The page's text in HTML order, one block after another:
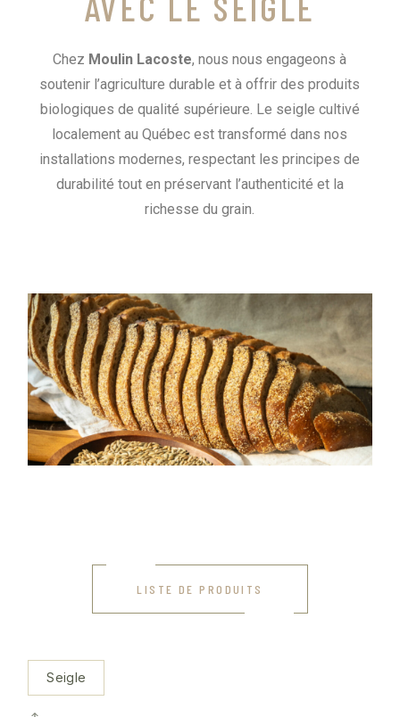
Chez Moulin Lacoste, nous nous engageons à
soutenir l’agriculture durable et à offrir des produits
biologiques de qualité supérieure. Le seigle cultivé
localement au Québec est transformé dans nos
installations modernes, respectant les principes de
durabilité tout en préservant l’authenticité et la
richesse du grain.
LISTE DE PRODUITS
Seigle